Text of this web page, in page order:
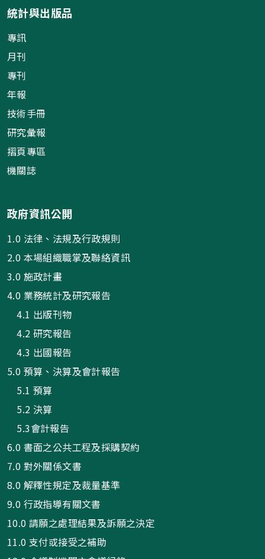
統計與出版品
專訊
月刊
專刊
年報
技術手冊
研究彙報
摺頁專區
機關誌
政府資訊公開
1.0 法律、法規及行政規則
2.0 本場組織職掌及聯絡資訊
3.0 施政計畫
4.0 業務統計及研究報告
4.1 出版刊物
4.2 研究報告
4.3 出國報告
5.0 預算、決算及會計報告
5.1 預算
5.2 決算
5.3會計報告
6.0 書面之公共工程及採購契約
7.0 對外關係文書
8.0 解釋性規定及裁量基準
9.0 行政指導有關文書
10.0 請願之處理結果及訴願之決定
11.0 支付或接受之補助